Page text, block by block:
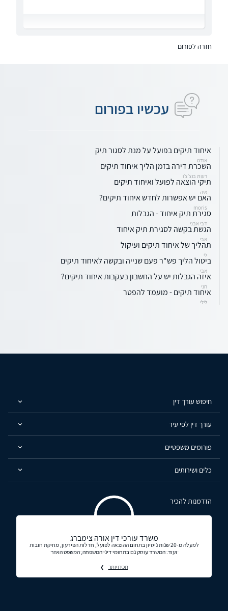
חזרה לפורום
עכשיו בפורום
איחוד תיקים בפועל על מנת לסגור תיק
אודט
השכרת דירה בזמן הליך איחוד תיקים
רעות בוצ׳צ׳ו
תיקי הוצאה לפועל ואיחוד תיקים
איה
האם יש אפשרות לחדש איחוד תיקים?
moris
סגירת תיק איחוד - הגבלות
דבי אבני
הגשת בקשה לסגירת תיק איחוד
אבי
תהליך של איחוד תיקים ועיקול
לי
ביטול הליך פש"ר פעם שנייה ובקשה לאיחוד תיקים
אבי
איזה הגבלות יש על החשבון בעקבות איחוד תיקים?
חני
איחוד תיקים - מועמד להפטר
לילי
חיפוש עורך דין
עורך דין לפי עיר
פורומים משפטיים
כלים ושירותים
הזדמנות להכיר
משרד עורכי דין אורה צימברג
למעלה מ-20 שנות ניסיון בתחום ההוצאה לפועל, חדלות הפירעון, מחיקת חובות
ועוד. המשרד עוסק גם בתחומי דיני המשפחה, המשפט האזר
תכירו יותר